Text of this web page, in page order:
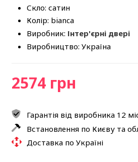
Скло: сатин
Колір: bianca
Виробник: Інтер'єрні двері
Виробництво: Україна
2574 грн
Гарантія від виробника 12
Встановлення по Києву та
Доставка по Україні